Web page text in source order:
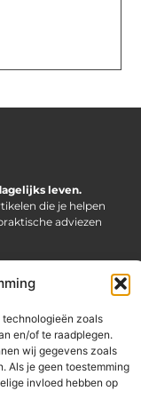
technologieën zoals
en/of te raadplegen.
wij gegevens zoals
Als je geen toestemming
invloed hebben op
leven.
die je helpen
adviezen